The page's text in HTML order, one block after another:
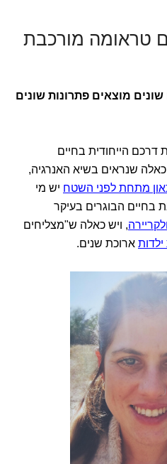
טראומה מורכבת
מוצאים פתרונות שונים
הייחודית בחיים
שנראים בשיא האנרגיה,
מתחת לפני השטח יש מי
הבוגרים בעיקר
, ויש כאלה ש"מצליחים
ארוכת שנים.